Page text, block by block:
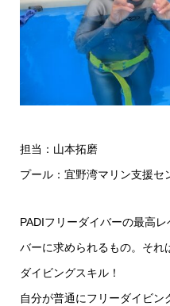
担当：山本拓磨
プール：宜野湾マリン支援
PADIフリーダイバーの最高
バーに求められるもの。それ
ダイビングスキル！
自分が普通にフリーダイビ